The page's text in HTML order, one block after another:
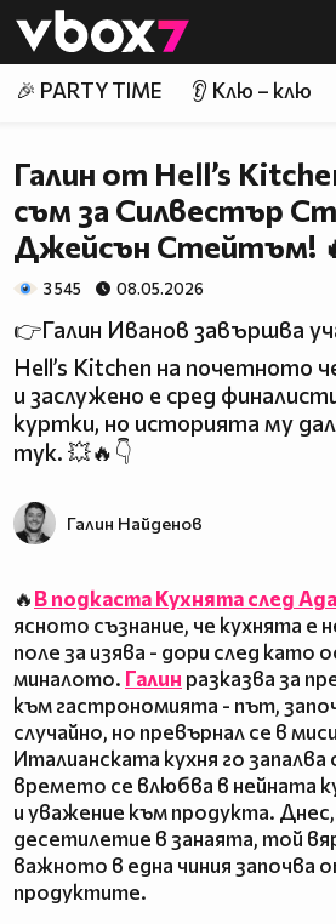
👾
🎉 PARTY TIME 👂 Клю – клю
Галин от Hell’s
съм за Силвестър
Джейсън Стейтъм!
3 545 08.05.2026
👉Галин Иванов завършва
Hell’s Kitchen на
и заслужено е сред
куртки, но историята му
тук. 💥🔥👇
Галин Найденов
🔥В подкаста Кухнята след Ада
ясното съзнание, че кухнята е
поле за изява - дори след като
миналото. Галин разказва за
към гастрономията - път,
случайно, но превърнал се в
Италианската кухня го
времето се влюбва в нейната
и уважение към продукта.
десетилетие в занаята, той
важното в една чиния започва
продуктите.